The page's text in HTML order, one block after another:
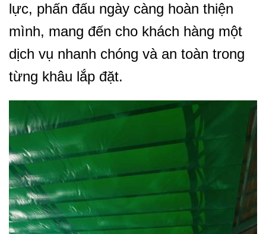
lực, phấn đấu ngày càng hoàn thiện
mình, mang đến cho khách hàng một
dịch vụ nhanh chóng và an toàn trong
từng khâu lắp đặt.